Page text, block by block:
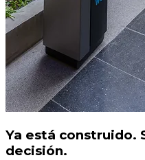
Ya está construido.
decisión.